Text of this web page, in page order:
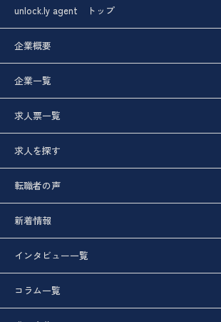
unlock.ly agent トップ
企業概要
企業一覧
求人票一覧
求人を探す
転職者の声
新着情報
インタビュー一覧
コラム一覧